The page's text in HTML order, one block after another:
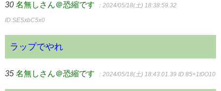
30 名無しさん＠恐縮です ：2024/05/18(土) 18:38:59.32
ID:SESxbC5x0
ラップでやれ
35 名無しさん＠恐縮です ：2024/05/18(土) 18:43:01.39 ID:85+1t0O10